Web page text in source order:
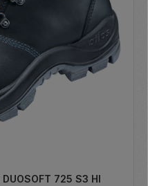
725 S3 HI